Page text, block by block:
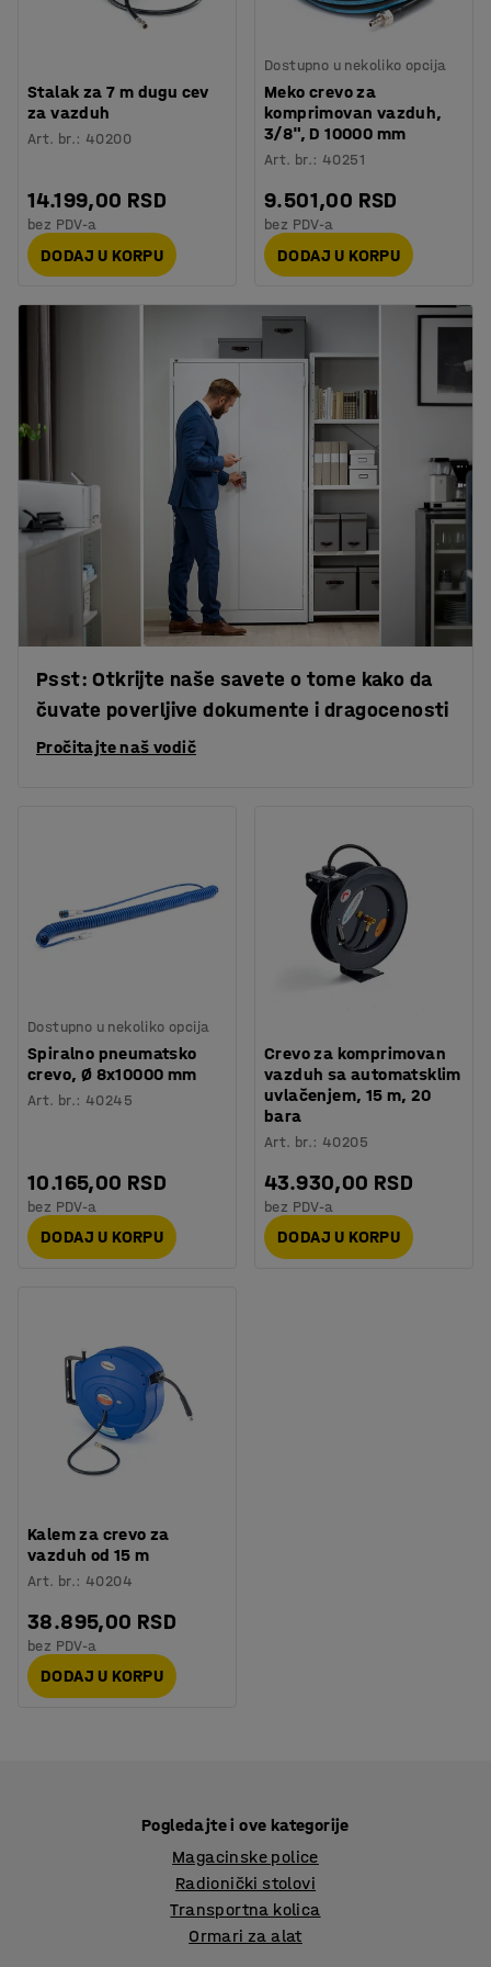
Stalak za 7 m dugu cev
za vazduh
Art. br.: 40200
14.199,00 RSD
bez PDV-a
DODAJ U KORPU
Dostupno u nekoliko opcija
Meko crevo za
komprimovan vazduh,
3/8", D 10000 mm
Art. br.: 40251
9.501,00 RSD
bez PDV-a
DODAJ U KORPU
Psst: Otkrijte naše savete o tome kako da
čuvate poverljive dokumente i dragocenosti
Pročitajte naš vodič
Dostupno u nekoliko opcija
Spiralno pneumatsko
crevo, Ø 8x10000 mm
Art. br.: 40245
10.165,00 RSD
bez PDV-a
DODAJ U KORPU
Crevo za komprimovan
vazduh sa automatsklim
uvlačenjem, 15 m, 20
bara
Art. br.: 40205
43.930,00 RSD
bez PDV-a
DODAJ U KORPU
Kalem za crevo za
vazduh od 15 m
Art. br.: 40204
38.895,00 RSD
bez PDV-a
DODAJ U KORPU
Pogledajte i ove kategorije
Magacinske police
Radionički stolovi
Transportna kolica
Ormari za alat